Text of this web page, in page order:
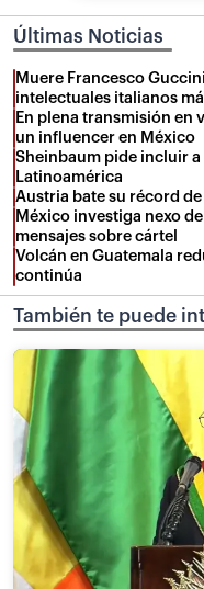
Últimas Noticias
Muere Francesco
intelectuales italianos
En plena transmisión en
un influencer en México
Sheinbaum pide incluir
Latinoamérica
Austria bate su récord
México investiga nexo
mensajes sobre cártel
Volcán en Guatemala
continúa
También te puede